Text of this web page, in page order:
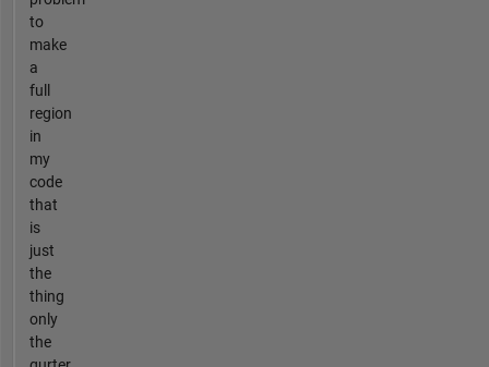
to
make
a
full
region
in
my
code
that
is
just
the
thing
only
the